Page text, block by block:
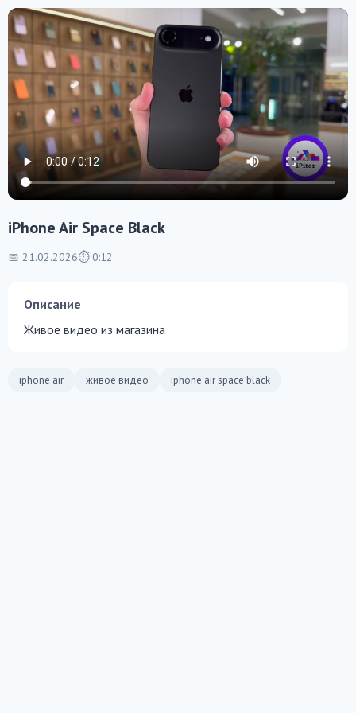
iPhone Air Space Black
📅 21.02.2026⏱ 0:12
Описание
Живое видео из магазина
iphone air живое видео iphone air space black